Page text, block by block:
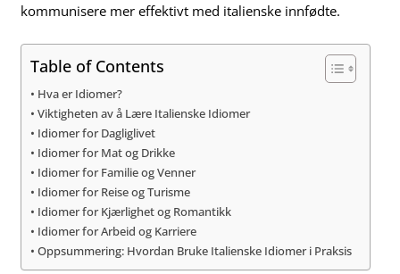
kommunisere mer effektivt med italienske innfødte.
Table of Contents
Hva er Idiomer?
Viktigheten av å Lære Italienske Idiomer
Idiomer for Dagliglivet
Idiomer for Mat og Drikke
Idiomer for Familie og Venner
Idiomer for Reise og Turisme
Idiomer for Kjærlighet og Romantikk
Idiomer for Arbeid og Karriere
Oppsummering: Hvordan Bruke Italienske Idiomer i Praksis